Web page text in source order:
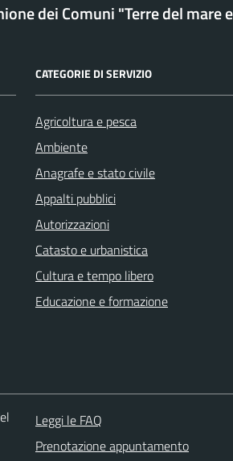
dei Comuni "Terre del mare
CATEGORIE DI SERVIZIO
Agricoltura e pesca
Ambiente
Anagrafe e stato civile
Appalti pubblici
Autorizzazioni
Catasto e urbanistica
Cultura e tempo libero
Educazione e formazione
Leggi le FAQ
Prenotazione appuntamento